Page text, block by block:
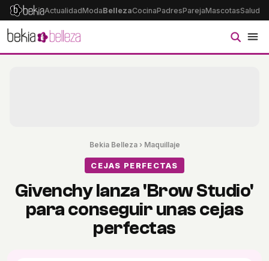
ActualidadModaBellezaCocinaPadresParejaMascotasSalud
Bekia Belleza› Maquillaje
CEJAS PERFECTAS
Givenchy lanza 'Brow Studio'
para conseguir unas cejas
perfectas